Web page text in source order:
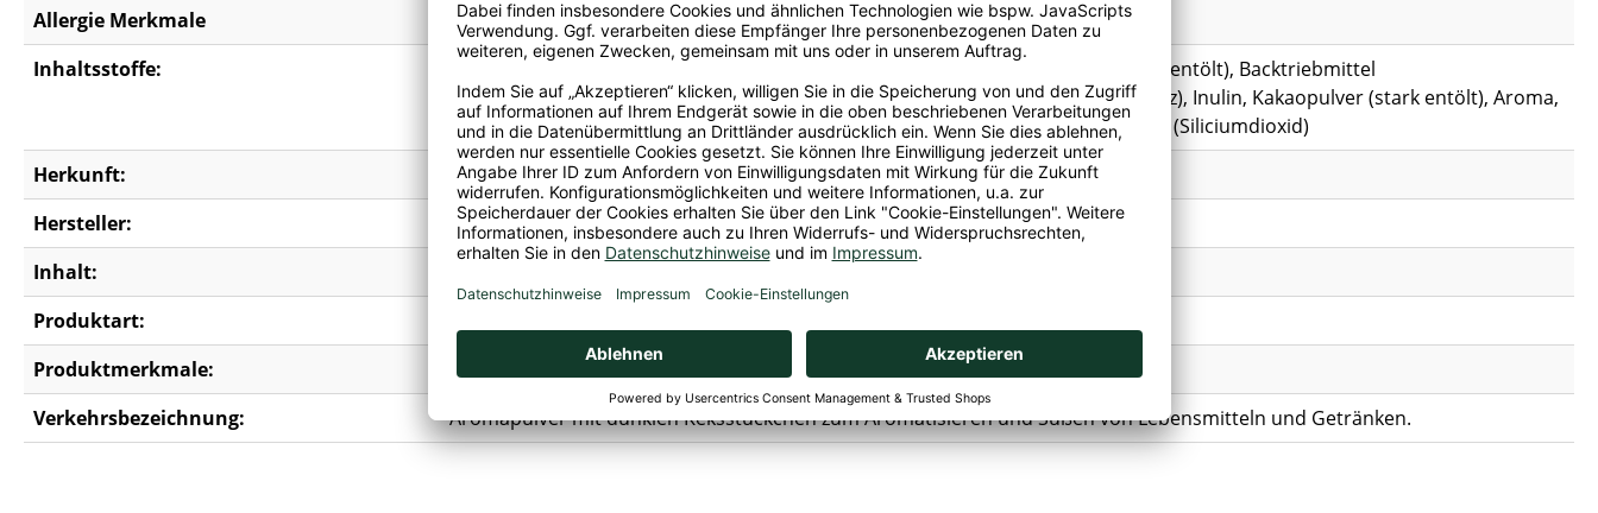
Allergie Merkmale EnthältGluten.
Inhaltsstoffe:
Dunkle Keksstückchen 30% (
, Zucker, Palmfett, Kakaopulver, (stark entölt), Backtriebmittel
(Ammoniumhdyrogencarbonat, Natriumhdrogencarbonat, Kaliumcarbonat), Salz), Inulin, Kakaopulver (stark entölt), Aroma,
Salz, Süßungsmittel (Sucralose, glycosierte Steviolglycoside), Laktase, Trennmitel (Siliciumdioxid)
Herkunft:
EU-/Nicht-EU
Hersteller:
Fitmart GmbH & Co. KG, Werner-von-Siemens-Str. 8, 25337 Elmshorn
Inhalt:
Produktart:
Produktmerkmale:
Erdnussfrei, Selleriefrei, Sojafrei
Verkehrsbezeichnung:
Aromapulver mit dunklen Keksstückchen zum Aromatisieren und Süßen von Lebensmitteln und Getränken.